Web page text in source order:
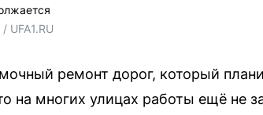
UFA1.RU
ремонт дорог, который
на многих улицах работы ещё не